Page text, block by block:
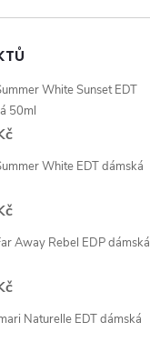
White Sunset EDT
50ml
White EDT dámská
Away Rebel EDP dámská
Naturelle EDT dámská